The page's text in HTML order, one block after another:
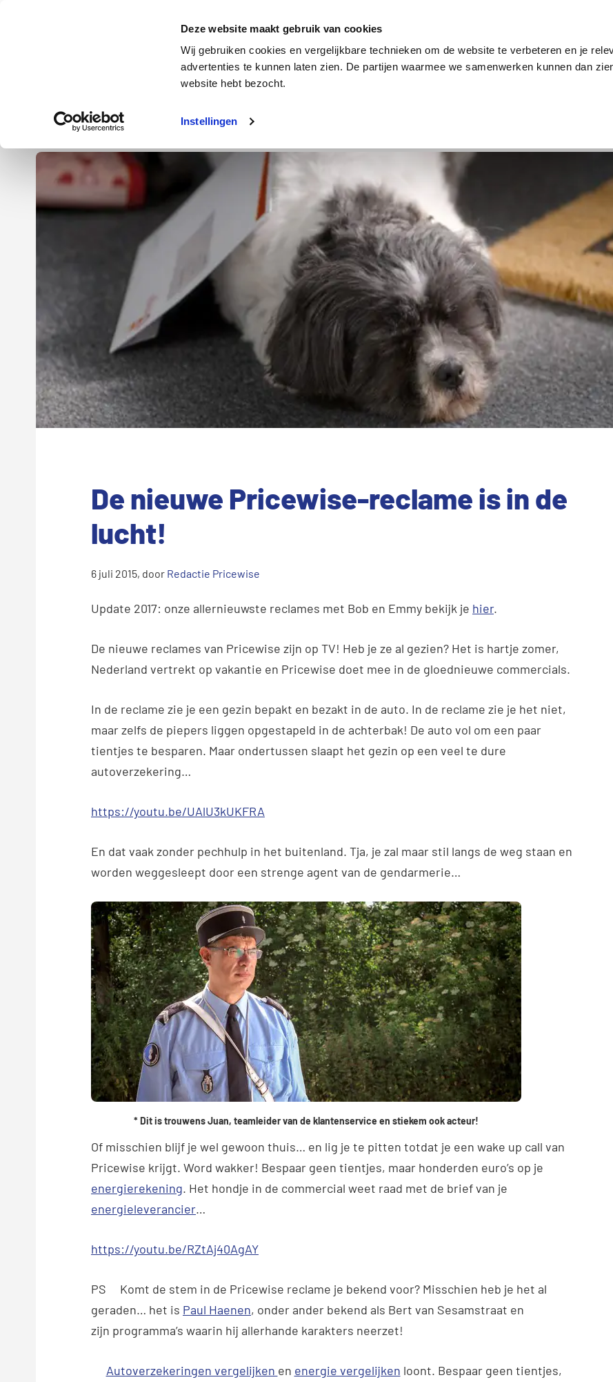
Deze website maakt gebruik van cookies
Wij gebruiken cookies en vergelijkbare technieken om de website te verbeteren en je
advertenties te kunnen laten zien. De partijen waarmee we samenwerken kunnen dan
website hebt bezocht.
Instellingen
Energie Verzekeringen Internet en tv
Energie Autoverzekering
De nieuwe Pricewise-reclame is in de
lucht!
6 juli 2015, door Redactie Pricewise
Update 2017: onze allernieuwste reclames met Bob en Emmy bekijk je hier.
De nieuwe reclames van Pricewise zijn op TV! Heb je ze al gezien? Het is hartje zomer,
Nederland vertrekt op vakantie en Pricewise doet mee in de gloednieuwe commercials.
In de reclame zie je een gezin bepakt en bezakt in de auto. In de reclame zie je het niet,
maar zelfs de piepers liggen opgestapeld in de achterbak! De auto vol om een paar
tientjes te besparen. Maar ondertussen slaapt het gezin op een veel te dure
autoverzekering…
https://youtu.be/UAlU3kUKFRA
En dat vaak zonder pechhulp in het buitenland. Tja, je zal maar stil langs de weg staan en
worden weggesleept door een strenge agent van de gendarmerie…
* Dit is trouwens Juan, teamleider van de klantenservice en stiekem ook acteur!
Of misschien blijf je wel gewoon thuis… en lig je te pitten totdat je een wake up call van
Pricewise krijgt. Word wakker! Bespaar geen tientjes, maar honderden euro’s op je
energierekening. Het hondje in de commercial weet raad met de brief van je
energieleverancier…
https://youtu.be/RZtAj40AgAY
PS Komt de stem in de Pricewise reclame je bekend voor? Misschien heb je het al
geraden… het is Paul Haenen, onder ander bekend als Bert van Sesamstraat en
zijn programma’s waarin hij allerhande karakters neerzet!
Autoverzekeringen vergelijken en energie vergelijken loont. Bespaar geen tientjes,